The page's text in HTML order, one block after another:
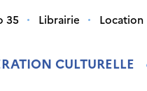
CULTURELLE
35 Librairie Location